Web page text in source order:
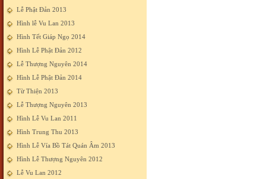
Lễ Phật Đản 2013
Hình lễ Vu Lan 2013
Hình Tết Giáp Ngọ 2014
Hình Lễ Phật Đản 2012
Lễ Thượng Nguyên 2014
Hình Lễ Phật Đản 2014
Từ Thiện 2013
Lễ Thượng Nguyên 2013
Hình Lễ Vu Lan 2011
Hình Trung Thu 2013
Hình Lễ Vía Bồ Tát Quán Âm 2013
Hình Lễ Thượng Nguyên 2012
Lễ Vu Lan 2012